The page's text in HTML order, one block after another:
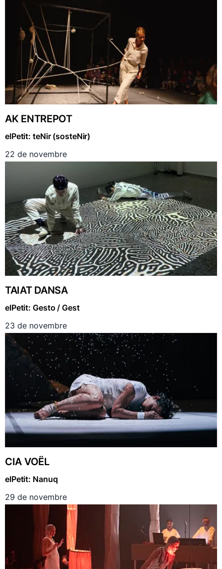
AK ENTREPOT
elPetit: teNir (sosteNir)
22 de novembre
TAIAT DANSA
elPetit: Gesto / Gest
23 de novembre
CIA VOËL
elPetit: Nanuq
29 de novembre